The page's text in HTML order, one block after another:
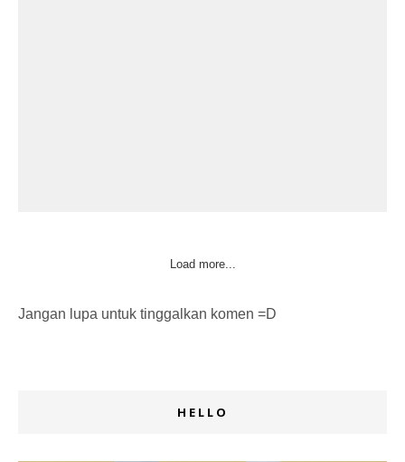
Load more...
Jangan lupa untuk tinggalkan komen =D
HELLO